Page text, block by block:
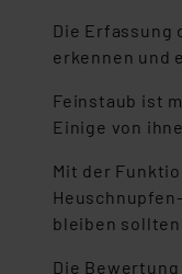
Die Erfassung
erkennen und
Feinstaub ist
Einige von
Mit der
bleiben sollten.
Die